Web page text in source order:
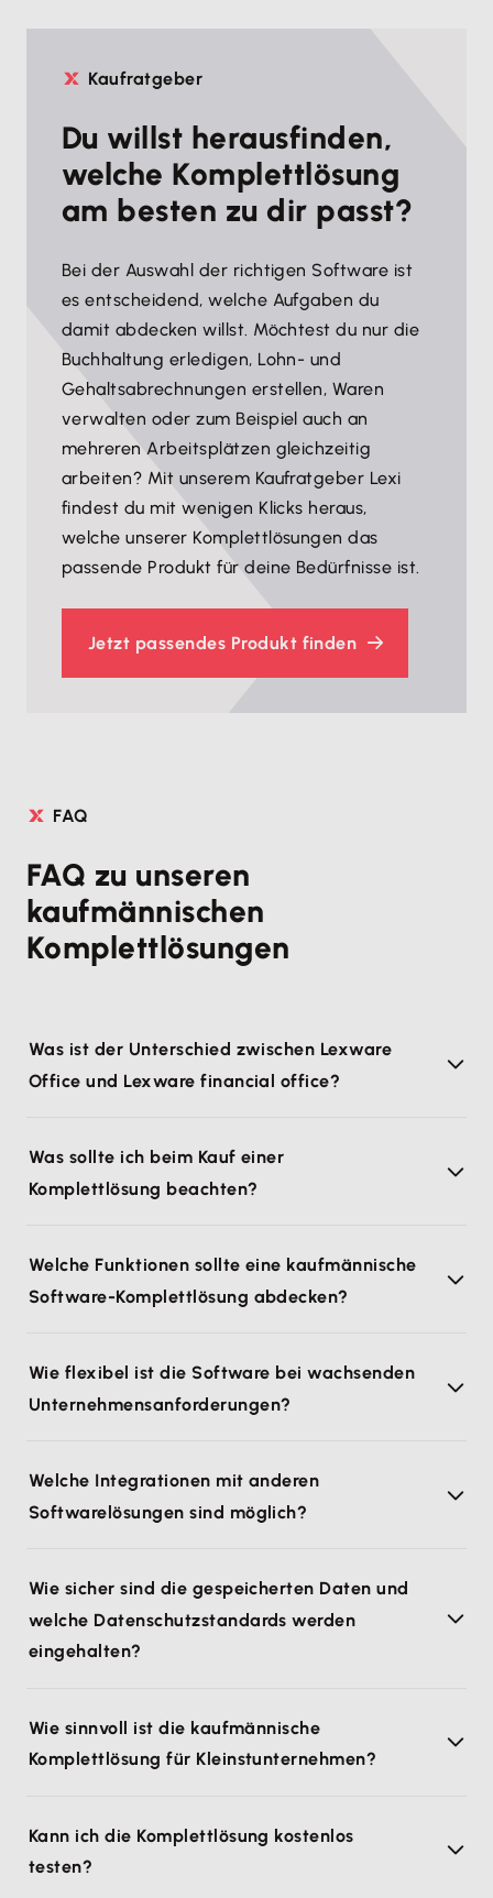
Kaufratgeber
Du willst herausfinden,
welche Komplettlösung
am besten zu dir passt?
Bei der Auswahl der richtigen Software ist
es entscheidend, welche Aufgaben du
damit abdecken willst. Möchtest du nur die
Buchhaltung erledigen, Lohn- und
Gehaltsabrechnungen erstellen, Waren
verwalten oder zum Beispiel auch an
mehreren Arbeitsplätzen gleichzeitig
arbeiten? Mit unserem Kaufratgeber Lexi
findest du mit wenigen Klicks heraus,
welche unserer Komplettlösungen das
passende Produkt für deine Bedürfnisse ist.
Jetzt passendes Produkt finden
FAQ
FAQ zu unseren
kaufmännischen
Komplettlösungen
Was ist der Unterschied zwischen Lexware
Office und Lexware financial office?
Was sollte ich beim Kauf einer
Komplettlösung beachten?
Welche Funktionen sollte eine kaufmännische
Software-Komplettlösung abdecken?
Wie flexibel ist die Software bei wachsenden
Unternehmensanforderungen?
Welche Integrationen mit anderen
Softwarelösungen sind möglich?
Wie sicher sind die gespeicherten Daten und
welche Datenschutzstandards werden
eingehalten?
Wie sinnvoll ist die kaufmännische
Komplettlösung für Kleinstunternehmen?
Kann ich die Komplettlösung kostenlos
testen?